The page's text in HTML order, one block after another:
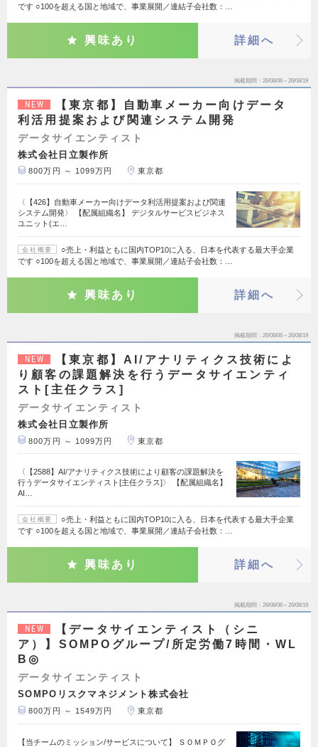
です ○100を超える国と地域で、事業展開／連結子会社数：…
興味あり 詳細へ
掲載期間 26/08/06～26/08/19
NEW
【東京都】自動車メーカー向けデータ
利活用提案および関連システム開発
データサイエンティスト
株式会社日立製作所
800万円 ～ 1099万円 東京都
〈【426】自動車メーカー向けデータ利活用提案および関連
システム開発〉 【配属組織名】 デジタルサービスビジネス
ユニット(エ…
会社概要
○売上・利益ともに国内TOP10に入る、日本を代表する最大手企業
です ○100を超える国と地域で、事業展開／連結子会社数：…
興味あり 詳細へ
掲載期間 26/08/06～26/08/19
NEW
【東京都】AI/アナリティクス技術によ
り顧客の課題解決を行うデータサイエンティ
スト[主任クラス]
データサイエンティスト
株式会社日立製作所
800万円 ～ 1099万円 東京都
〈【2588】AI/アナリティクス技術により顧客の課題解決を
行うデータサイエンティスト[主任クラス]〉 【配属組織名】
AI…
会社概要
○売上・利益ともに国内TOP10に入る、日本を代表する最大手企業
です ○100を超える国と地域で、事業展開／連結子会社数：…
興味あり 詳細へ
掲載期間 26/08/06～26/08/19
NEW
【データサイエンティスト（シニ
ア）】SOMPOグループ/所定労働7時間・WL
B◎
データサイエンティスト
SOMPOリスクマネジメント株式会社
800万円 ～ 1549万円 東京都
【当チームのミッション/サービスについて】 ＳＯＭＰＯグ